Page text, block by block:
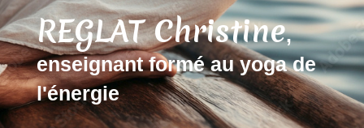
REGLAT Christine,
enseignant formé au yoga de
l'énergie